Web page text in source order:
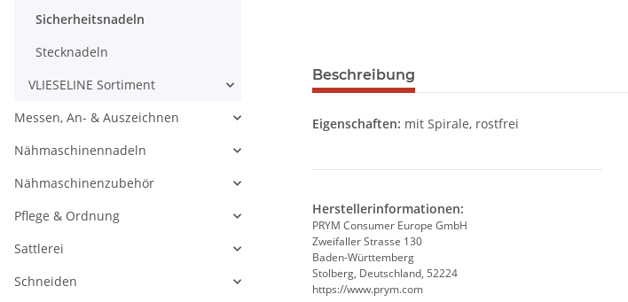
Beschreibung
Eigenschaften: mit Spirale, rostfrei
Herstellerinformationen:
PRYM Consumer Europe GmbH
Zweifaller Strasse 130
Baden-Württemberg
Stolberg, Deutschland, 52224
https://www.prym.com
Sicherheitsnadeln
Stecknadeln
VLIESELINE Sortiment
Messen, An- & Auszeichnen
Nähmaschinennadeln
Nähmaschinenzubehör
Pflege & Ordnung
Sattlerei
Schneiden